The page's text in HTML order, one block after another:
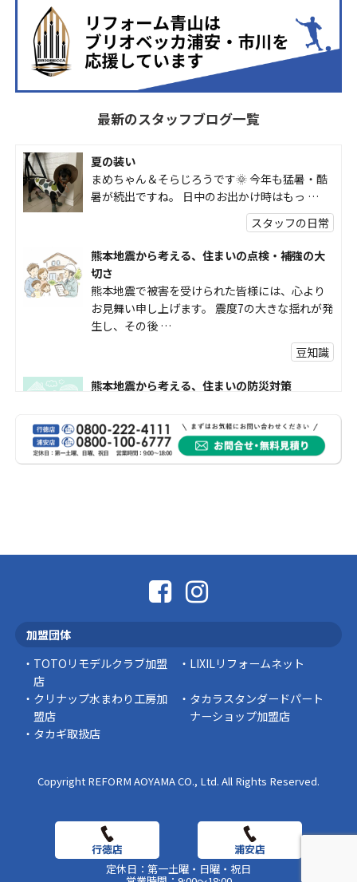
最新のスタッフブログ一覧
夏の装い
まめちゃん＆そらじろうです🌞 今年も猛暑・酷
暑が続出ですね。 日中のお出かけ時はもっ …
スタッフの日常
熊本地震から考える、住まいの点検・補強の大
切さ
熊本地震で被害を受けられた皆様には、心より
お見舞い申し上げます。 震度7の大きな揺れが発
生し、その後 …
豆知識
熊本地震から考える、住まいの防災対策
受けられた皆様に、心よりお見舞い申し上げま
す。 今回の地震 …
社長コラム
スタッフの日常
加盟団体
TOTOリモデルクラブ加盟
店
LIXILリフォームネット
クリナップ水まわり工房加
盟店
タカラスタンダードパート
ナーショップ加盟店
タカギ取扱店
Copyright REFORM AOYAMA CO., Ltd. All Rights Reserved.
定休日：第一土曜・日曜・祝日